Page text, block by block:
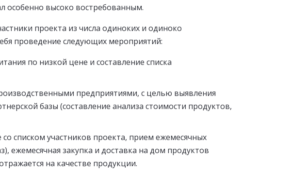
высоко востребованным.
проекта из числа одиноких и одиноко
проведение следующих мероприятий:
по низкой цене и составление списка
предприятиями, с целью выявления
базы (составление анализа стоимости продуктов,
списком участников проекта, прием ежемесячных
ежемесячная закупка и доставка на дом продуктов
на качестве продукции.